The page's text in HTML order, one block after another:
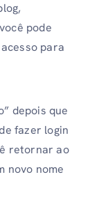
pode
para
depois que
fazer login
retornar ao
novo nome